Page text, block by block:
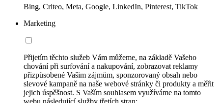
Bing, Criteo, Meta, Google, LinkedIn, Pinterest, TikTok
Marketing
Přijetím těchto služeb Vám můžeme, na základě Vašeho
chování při surfování a nakupování, zobrazovat reklamy
přizpůsobené Vašim zájmům, sponzorovaný obsah nebo
slevové kampaně na naše webové stránky či produkty a měřit
jejich úspěšnost. S Vaším souhlasem využíváme na tomto